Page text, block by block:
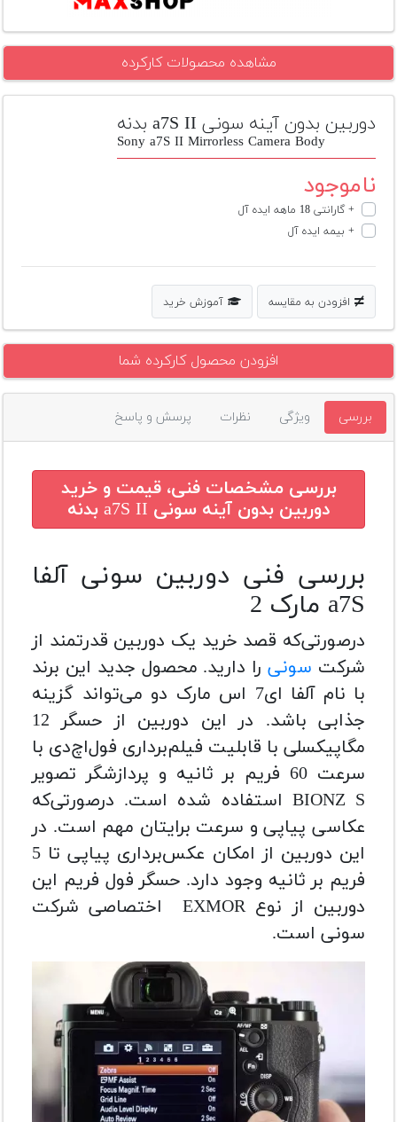
مکث
محصول
دوم
لیست
قیمت
دوربین
مشاهده محصولات کارکرده
دوربین بدون آینه سونی a7S II بدنه
Sony a7S II Mirrorless Camera Body
ناموجود
+ گارانتی 18 ماهه ایده آل
+ بیمه ایده آل
افزودن به مقایسه آموزش خرید
افزودن محصول کارکرده شما
بررسی ویژگی نظرات پرسش و پاسخ
بررسی مشخصات فنی، قیمت و خرید
دوربین بدون آینه سونی a7S II بدنه
بررسی فنی دوربین سونی آلفا
a7S مارک 2
درصورتی‌که قصد خرید یک دوربین قدرتمند از
شرکت سونی را دارید. محصول جدید این برند
با نام آلفا ای7 اس مارک دو می‌تواند گزینه
جذابی باشد. در این دوربین از حسگر 12
مگاپیکسلی با قابلیت فیلم‌برداری فول‌اچ‌دی با
سرعت 60 فریم بر ثانیه و پردازشگر تصویر
BIONZ S استفاده شده است. درصورتی‌که
عکاسی پیاپی و سرعت برایتان مهم است. در
این دوربین از امکان عکس‌برداری پیاپی تا 5
فریم بر ثانیه وجود دارد. حسگر فول فریم این
دوربین از نوع EXMOR اختصاصی شرکت
سونی است.